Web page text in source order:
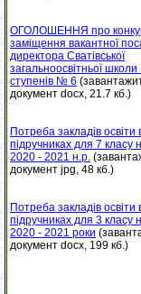
ОГОЛОШЕННЯ про
заміщення вакантної
директора Сватівської
загальноосвітньої школи І-
ступенів № 6
документ docx, 21.7 кб.)
Потреба закладів освіти
підручниках для 7 класу
2020 - 2021 н.р.
документ jpg, 48 кб.)
Потреба закладів освіти
підручниках для 3 класу
2020 - 2021 роки
документ docx, 199 кб.)